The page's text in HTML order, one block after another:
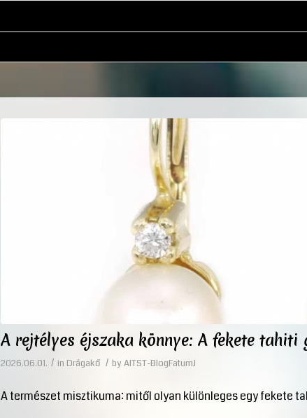
A rejtélyes éjszaka könnye: A fekete tahiti
2026.06.01. / in Drágakő / byAITST-BlogFatumJ
A természet misztikuma: mitől olyan különleges egy fekete